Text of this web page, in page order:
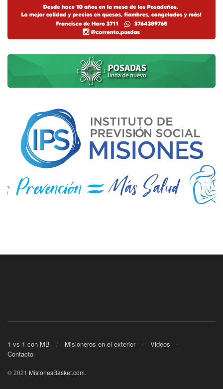
1 vs 1 con MB Misioneros en el exterior
Videos
Contacto
© 2021 MisionesBasket.com.